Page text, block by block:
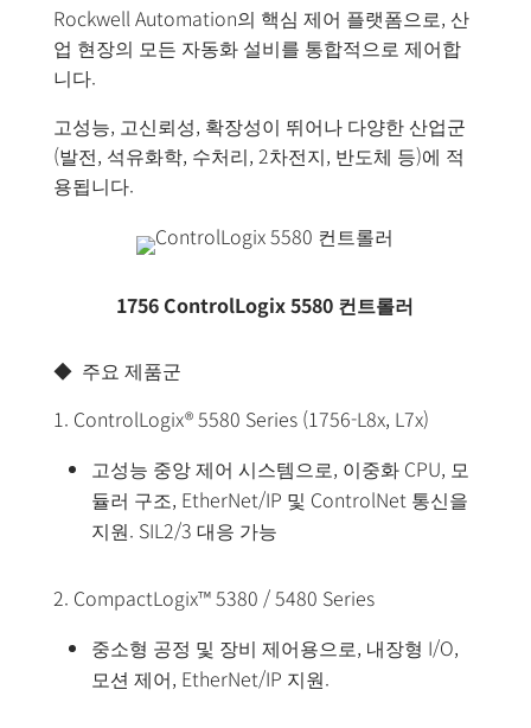
Rockwell Automation의 핵심 제어 플랫폼으로, 산
업 현장의 모든 자동화 설비를 통합적으로 제어합
니다.
고성능, 고신뢰성, 확장성이 뛰어나 다양한 산업군
(발전, 석유화학, 수처리, 2차전지, 반도체 등)에 적
용됩니다.
1756 ControlLogix 5580 컨트롤러
◆ 주요 제품군
1. ControlLogix® 5580 Series (1756-L8x, L7x)
고성능 중앙 제어 시스템으로, 이중화 CPU, 모
듈러 구조, EtherNet/IP 및 ControlNet 통신을
지원. SIL2/3 대응 가능
2. CompactLogix™ 5380 / 5480 Series
중소형 공정 및 장비 제어용으로, 내장형 I/O,
모션 제어, EtherNet/IP 지원.